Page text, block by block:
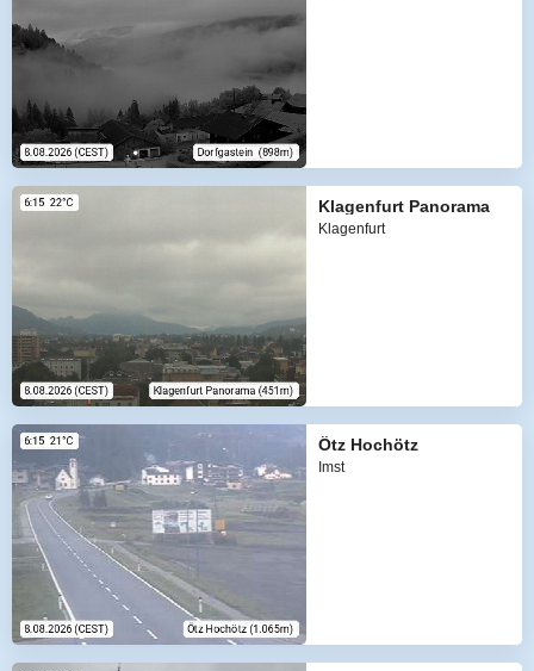
Klagenfurt Panorama
Klagenfurt
Ötz Hochötz
Imst